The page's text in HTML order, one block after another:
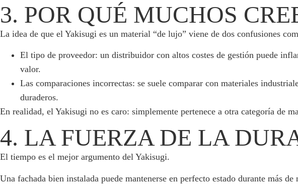
3. POR QUÉ MUCHOS
La idea de que el Yakisugi es un material “de lujo” viene de dos confusiones
El tipo de proveedor: un distribuidor con altos costes de gestión puede
valor.
Las comparaciones incorrectas: se suele comparar con materiales
duraderos.
En realidad, el Yakisugi no es caro: simplemente pertenece a otra categoría de
4. LA FUERZA DE LA
El tiempo es el mejor argumento del Yakisugi.
Una fachada bien instalada puede mantenerse en perfecto estado durante más